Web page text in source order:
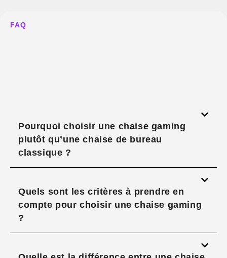
FAQ
Pourquoi choisir une chaise gaming
plutôt qu’une chaise de bureau
classique ?
Quels sont les critères à prendre en
compte pour choisir une chaise gaming
?